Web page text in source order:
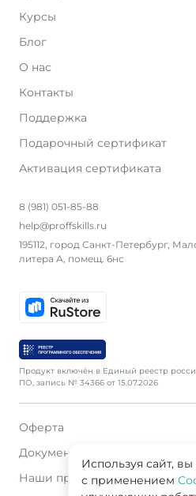
Курсы
Блог
О нас
Контакты
Поддержка
Подарочный сертификат
Активация сертификата
8 (981) 051-85-88
help@proffskills.ru
195112, город Санкт-Петербург,
литера А, помещ. 6нс
Продукт включён в Единый реестр
ПО, запись № 34366 от 15.07.2026
Оферта
Документация
Наши продавцы
Используя сайт,
с применением